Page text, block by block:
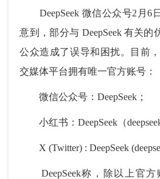
DeepSeek 微信公众号2月6
意到，部分与 DeepSeek 有关
公众造成了误导和困扰。目前，
交媒体平台拥有唯一官方账号：
微信公众号：DeepSeek；
小红书：DeepSeek（
X (Twitter) : DeepSeek
DeepSeek称，除以上官方